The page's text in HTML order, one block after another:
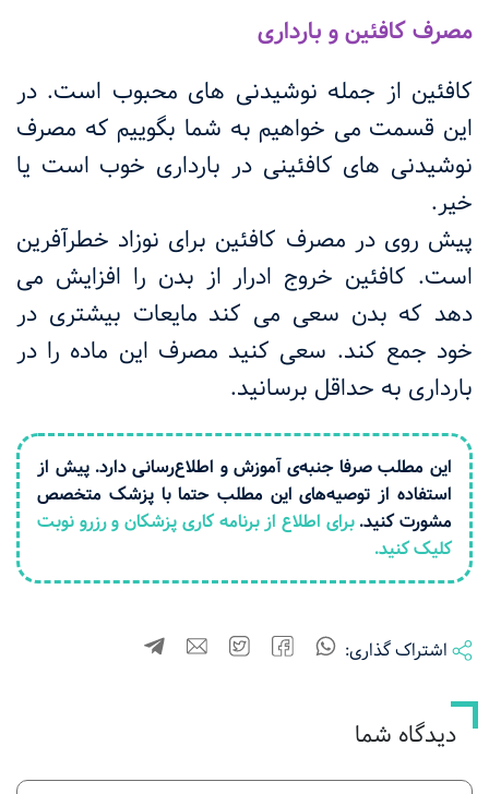
مصرف کافئین و بارداری
کافئین از جمله نوشیدنی های محبوب است. در
این قسمت می خواهیم به شما بگوییم که مصرف
نوشیدنی های کافئینی در بارداری خوب است یا
خیر.
پیش روی در مصرف کافئین برای نوزاد خطرآفرین
است. کافئین خروج ادرار از بدن را افزایش می
دهد که بدن سعی می کند مایعات بیشتری در
خود جمع کند. سعی کنید مصرف این ماده را در
بارداری به حداقل برسانید.
این مطلب صرفا جنبه‌ی آموزش و اطلاع‌رسانی دارد. پیش از
استفاده از توصیه‌های این مطلب حتما با پزشک متخصص
مشورت کنید.برای اطلاع از برنامه کاری پزشکان و رزرو نوبت
کلیک کنید.
اشتراک گذاری:
دیدگاه شما